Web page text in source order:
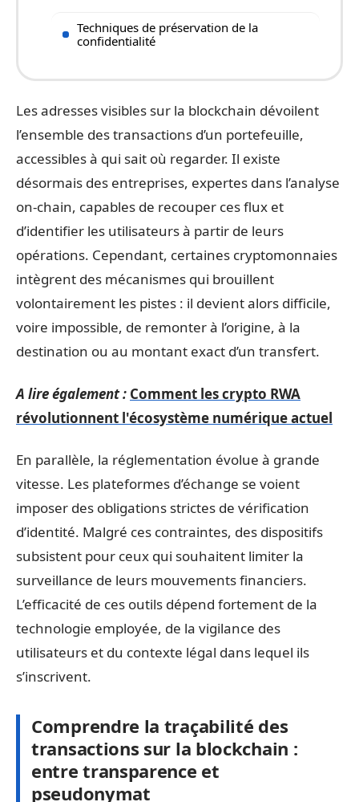
Techniques de préservation de la
confidentialité
Les adresses visibles sur la blockchain dévoilent
l’ensemble des transactions d’un portefeuille,
accessibles à qui sait où regarder. Il existe
désormais des entreprises, expertes dans l’analyse
on-chain, capables de recouper ces flux et
d’identifier les utilisateurs à partir de leurs
opérations. Cependant, certaines cryptomonnaies
intègrent des mécanismes qui brouillent
volontairement les pistes : il devient alors difficile,
voire impossible, de remonter à l’origine, à la
destination ou au montant exact d’un transfert.
A lire également : Comment les crypto RWA
révolutionnent l'écosystème numérique actuel
En parallèle, la réglementation évolue à grande
vitesse. Les plateformes d’échange se voient
imposer des obligations strictes de vérification
d’identité. Malgré ces contraintes, des dispositifs
subsistent pour ceux qui souhaitent limiter la
surveillance de leurs mouvements financiers.
L’efficacité de ces outils dépend fortement de la
technologie employée, de la vigilance des
utilisateurs et du contexte légal dans lequel ils
s’inscrivent.
Comprendre la traçabilité des
transactions sur la blockchain :
entre transparence et
pseudonymat